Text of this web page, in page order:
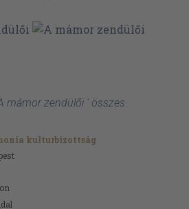
mámor zendülői ' összes
kulturbizottság